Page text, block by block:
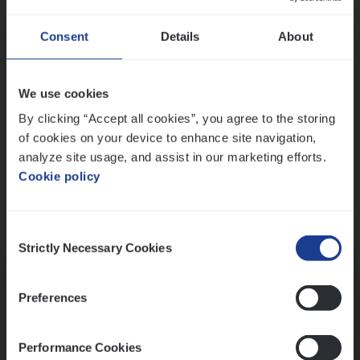
Consent Details About
We use cookies
By clicking “Accept all cookies”, you agree to the storing
of cookies on your device to enhance site navigation,
analyze site usage, and assist in our marketing efforts.
Cookie policy
Selection
Strictly Necessary Cookies
Preferences
Performance Cookies
Ons sollicitatieproces